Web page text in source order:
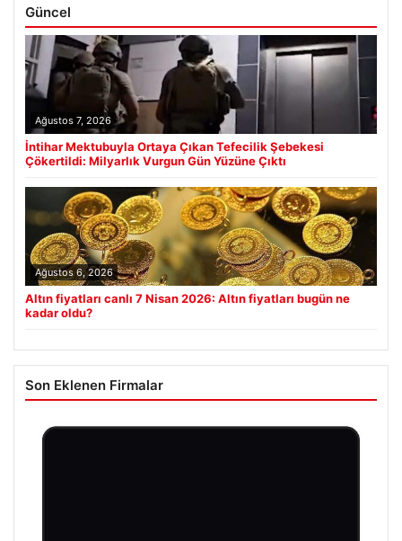
Güncel
Ağustos 7, 2026
İntihar Mektubuyla Ortaya Çıkan Tefecilik Şebekesi
Çökertildi: Milyarlık Vurgun Gün Yüzüne Çıktı
Ağustos 6, 2026
Altın fiyatları canlı 7 Nisan 2026: Altın fiyatları bugün ne
kadar oldu?
Son Eklenen Firmalar